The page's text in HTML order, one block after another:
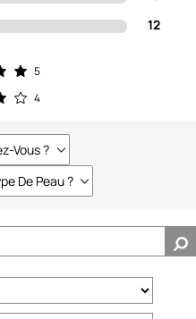
12
5
5.0 sur 5 étoiles
4
4.0 sur 5 étoiles
Vous ?
De Peau ?